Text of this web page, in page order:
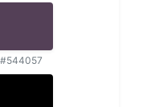
#544057